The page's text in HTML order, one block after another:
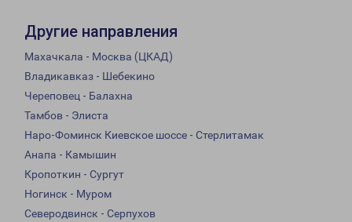
Другие направления
Махачкала - Москва (ЦКАД)
Владикавказ - Шебекино
Череповец - Балахна
Тамбов - Элиста
Наро-Фоминск Киевское шоссе - Стерлитамак
Анапа - Камышин
Кропоткин - Сургут
Ногинск - Муром
Северодвинск - Серпухов